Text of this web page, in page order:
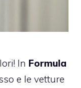
In Formula
e le vetture